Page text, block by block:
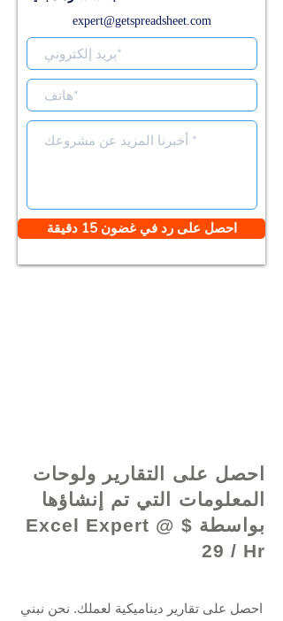
احصل على التقارير ولوحات
المعلومات التي تم إنشاؤها
بواسطة Excel Expert @ $
29 / Hr
احصل على تقارير ديناميكية لعملك. نحن نبني
expert@getspreadsheet.com
احصل على رد في غضون 15 دقيقة